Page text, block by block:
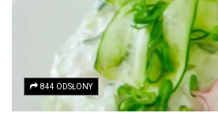
844 ODSŁONY